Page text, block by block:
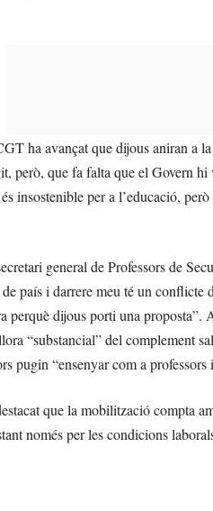
ha avançat que dijous aniran
però, que fa falta que el Govern
insostenible per a l’educació,
general de Professors de
país i darrere meu té un conflicte
dijous porti una proposta”.
“substancial” del complement
pugin “ensenyar com a
que la mobilització compta
només per les condicions